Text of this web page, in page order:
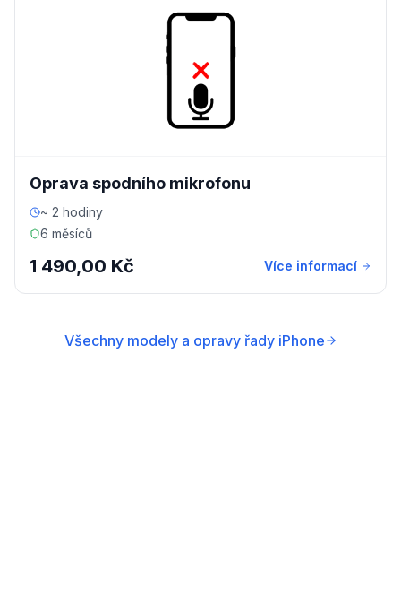
Oprava spodního mikrofonu
~ 2 hodiny
6 měsíců
1 490,00 Kč Více informací
Všechny modely a opravy řady iPhone